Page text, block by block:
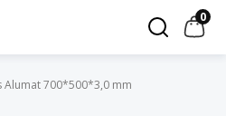
0
700*500*3,0 mm